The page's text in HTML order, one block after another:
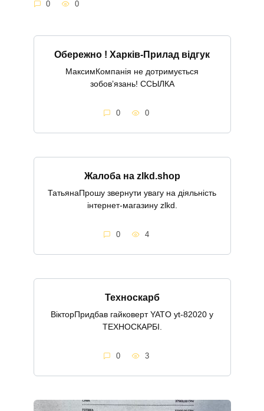
0 0
Обережно ! Харків-Прилад відгук
МаксимКомпанія не дотримується
зобов’язань! ССЫЛКА
0 0
Жалоба на zlkd.shop
ТатьянаПрошу звернути увагу на діяльність
інтернет-магазину zlkd.
0 4
Техноскарб
ВікторПридбав гайковерт YATO yt-82020 у
ТЕХНОСКАРБІ.
0 3